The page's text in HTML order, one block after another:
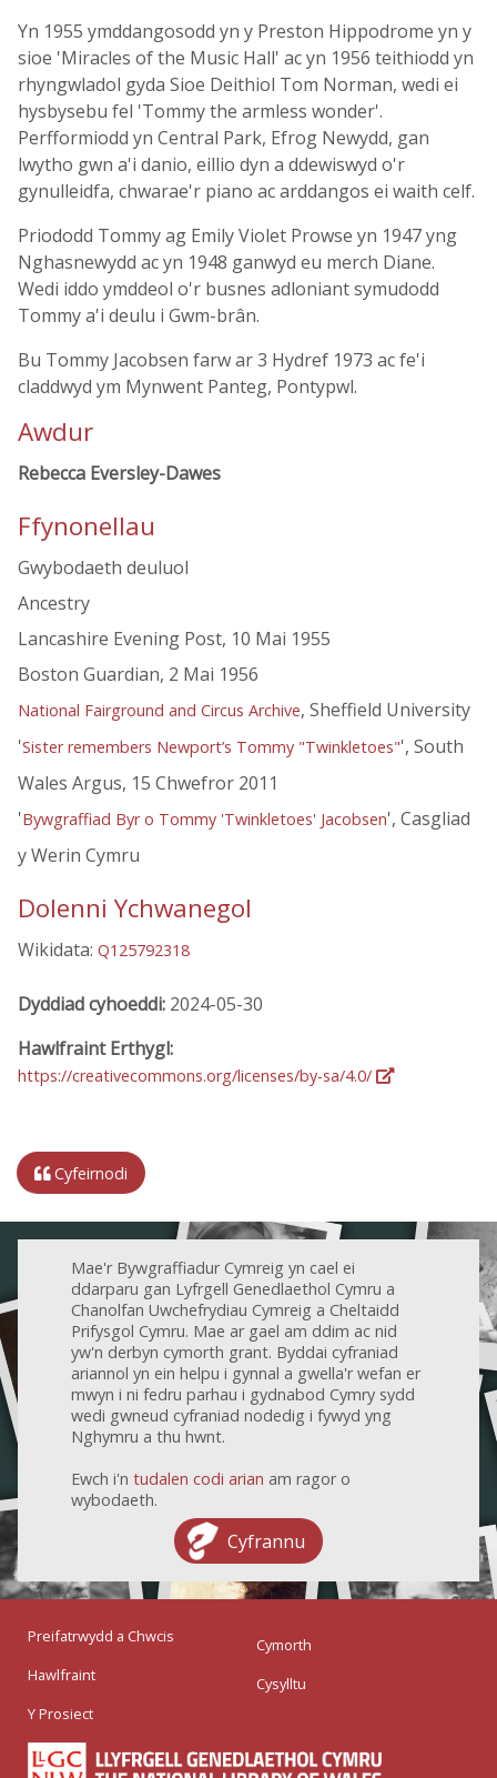
Yn 1955 ymddangosodd yn y Preston Hippodrome yn y
sioe 'Miracles of the Music Hall' ac yn 1956 teithiodd yn
rhyngwladol gyda Sioe Deithiol Tom Norman, wedi ei
hysbysebu fel 'Tommy the armless wonder'.
Perfformiodd yn Central Park, Efrog Newydd, gan
lwytho gwn a'i danio, eillio dyn a ddewiswyd o'r
gynulleidfa, chwarae'r piano ac arddangos ei waith celf.
Priododd Tommy ag Emily Violet Prowse yn 1947 yng
Nghasnewydd ac yn 1948 ganwyd eu merch Diane.
Wedi iddo ymddeol o'r busnes adloniant symudodd
Tommy a'i deulu i Gwm-brân.
Bu Tommy Jacobsen farw ar 3 Hydref 1973 ac fe'i
claddwyd ym Mynwent Panteg, Pontypwl.
Awdur
Rebecca Eversley-Dawes
Ffynonellau
Gwybodaeth deuluol
Ancestry
Lancashire Evening Post, 10 Mai 1955
Boston Guardian, 2 Mai 1956
National Fairground and Circus Archive, Sheffield University
'Sister remembers Newport’s Tommy "Twinkletoes"', South
Wales Argus, 15 Chwefror 2011
'Bywgraffiad Byr o Tommy 'Twinkletoes' Jacobsen', Casgliad
y Werin Cymru
Dolenni Ychwanegol
Wikidata: Q125792318
Dyddiad cyhoeddi: 2024-05-30
Hawlfraint Erthygl:
https://creativecommons.org/licenses/by-sa/4.0/
Cyfeirnodi
Mae'r Bywgraffiadur Cymreig yn cael ei
ddarparu gan Lyfrgell Genedlaethol Cymru a
Chanolfan Uwchefrydiau Cymreig a Cheltaidd
Prifysgol Cymru. Mae ar gael am ddim ac nid
yw'n derbyn cymorth grant. Byddai cyfraniad
ariannol yn ein helpu i gynnal a gwella'r wefan er
mwyn i ni fedru parhau i gydnabod Cymry sydd
wedi gwneud cyfraniad nodedig i fywyd yng
Nghymru a thu hwnt.
Ewch i'n tudalen codi arian am ragor o
wybodaeth.
Cyfrannu
Preifatrwydd a Chwcis
Hawlfraint
Y Prosiect
Cymorth
Cysylltu